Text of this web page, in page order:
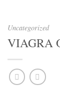
Uncategorized
VIAGRA